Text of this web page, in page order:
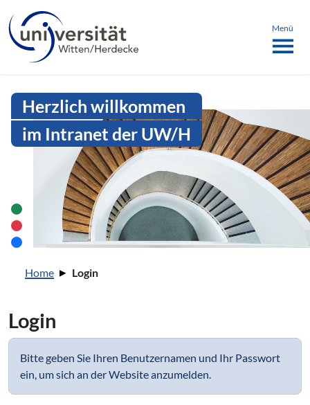
Intranet Uni WH | Login
Menü
Sprachmenü
schließen
Herzlich willkommen
im Intranet der UW/H
Sie sind hier:
Home Login
Login
Bitte geben Sie Ihren Benutzernamen und Ihr Passwort
ein, um sich an der Website anzumelden.